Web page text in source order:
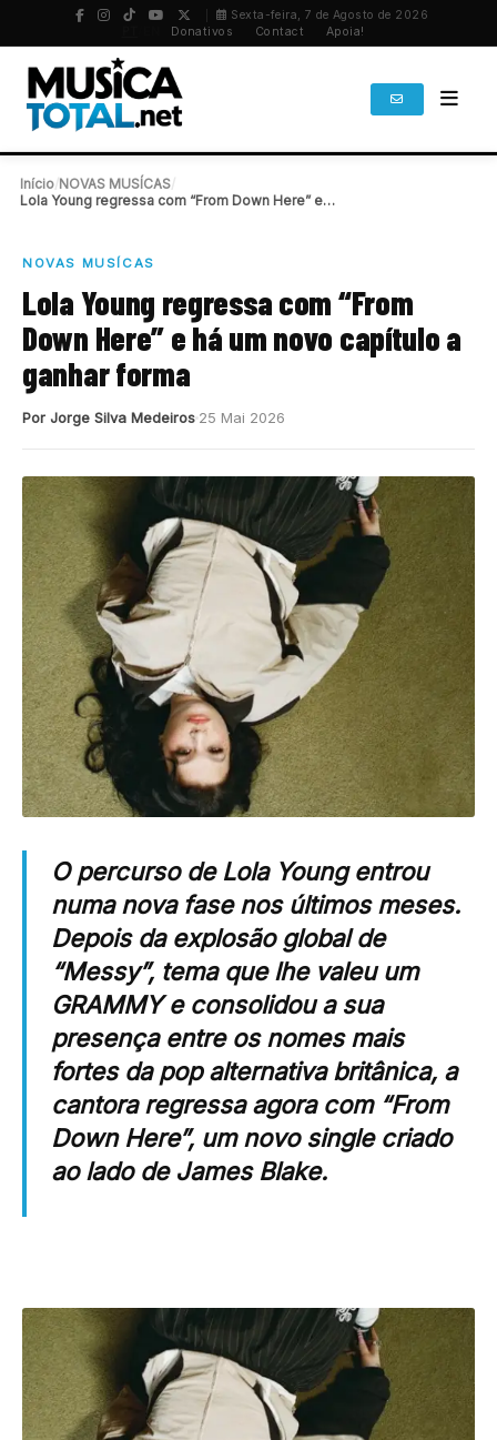
Sexta-feira, 7 de Agosto de 2026
Donativos Contact Apoia!
Início NOVAS MUSÍCAS
Lola Young regressa com “From Down Here” e…
NOVAS MUSÍCAS
Lola Young regressa com “From
Down Here” e há um novo capítulo a
ganhar forma
Por Jorge Silva Medeiros 25 Mai 2026
O percurso de Lola Youngentrou
numa nova fase nos últimos meses.
Depois da explosão global de
“Messy”, tema que lhe valeu um
GRAMMY e consolidou a sua
presença entre os nomes mais
fortes da pop alternativa britânica, a
cantora regressa agora com “From
Down Here”, um novo single criado
ao lado de James Blake.